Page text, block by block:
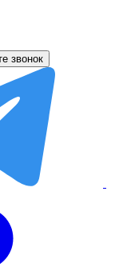
звонок